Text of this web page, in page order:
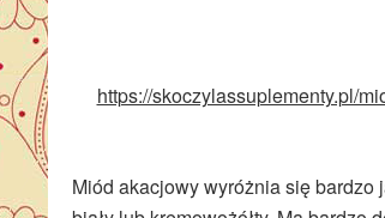
https://skoczylassuplementy.pl/
Miód akacjowy wyróżnia się